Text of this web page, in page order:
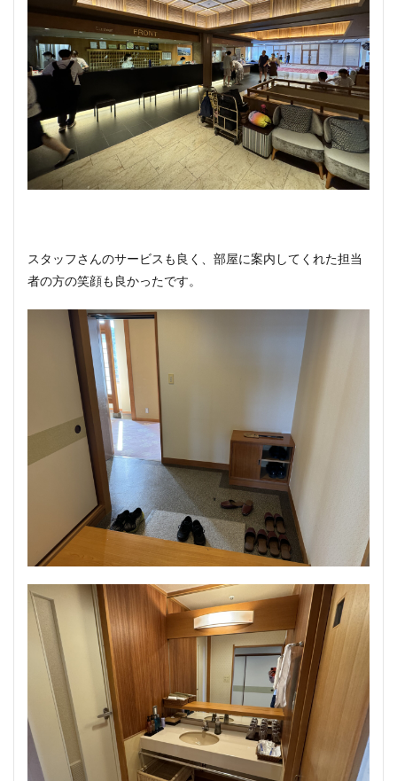
スタッフさんのサービスも良く、部屋に案内してくれた担当
者の方の笑顔も良かったです。